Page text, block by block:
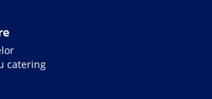
catering